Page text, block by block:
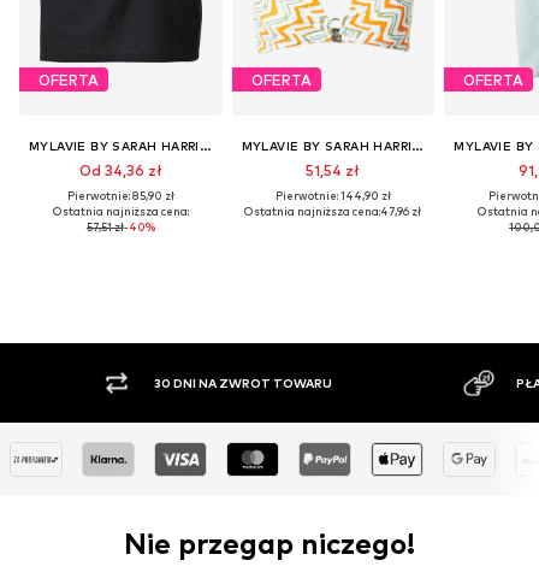
OFERTA
MYLAVIE BY SARAH HARRISON
Od 34,36 zł
Pierwotnie: 85,90 zł
Ostatnia najniższa cena:
57,51 zł-40%
OFERTA
MYLAVIE BY SARAH HARRISON
51,54 zł
Pierwotnie: 144,90 zł
Ostatnia najniższa cena:47,96 zł
OFERTA
Ostatnia
30 DNI NA ZWROT TOWARU
Nie przegap niczego!